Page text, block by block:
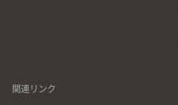
関連リンク